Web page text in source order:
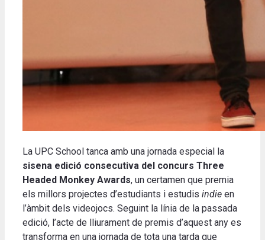
La UPC School tanca amb una jornada especial la
sisena edició consecutiva del concurs Three
Headed Monkey Awards, un certamen que premia
els millors projectes d’estudiants i estudis indie en
l’àmbit dels videojocs. Seguint la línia de la passada
edició, l’acte de lliurament de premis d’aquest any es
transforma en una jornada de tota una tarda que